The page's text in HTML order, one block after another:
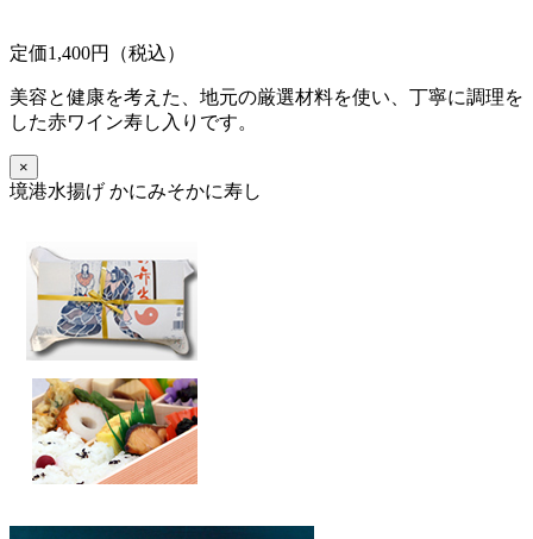
定価1,400円（税込）
美容と健康を考えた、地元の厳選材料を使い、丁寧に調理を
した赤ワイン寿し入りです。
×
境港水揚げ かにみそかに寿し